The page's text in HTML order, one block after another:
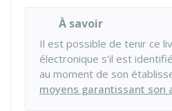
À savoir
Il est possible de tenir ce
électronique s'il est
au moment de son
moyens garantissant son